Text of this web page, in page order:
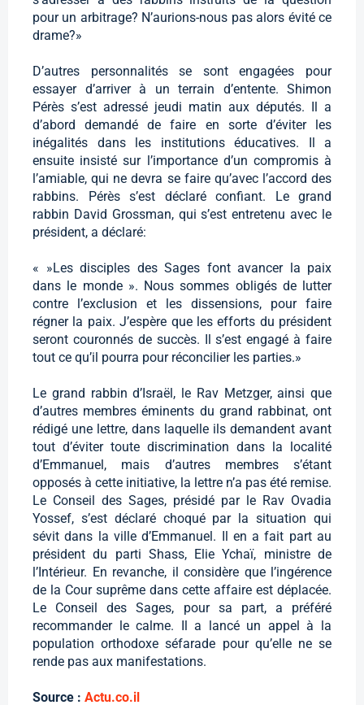
pour un arbitrage? N’aurions-nous pas alors évité ce
drame?»
D’autres personnalités se sont engagées pour
essayer d’arriver à un terrain d’entente. Shimon
Pérès s’est adressé jeudi matin aux députés. Il a
d’abord demandé de faire en sorte d’éviter les
inégalités dans les institutions éducatives. Il a
ensuite insisté sur l’importance d’un compromis à
l’amiable, qui ne devra se faire qu’avec l’accord des
rabbins. Pérès s’est déclaré confiant. Le grand
rabbin David Grossman, qui s’est entretenu avec le
président, a déclaré:
« »Les disciples des Sages font avancer la paix
dans le monde ». Nous sommes obligés de lutter
contre l’exclusion et les dissensions, pour faire
régner la paix. J’espère que les efforts du président
seront couronnés de succès. Il s’est engagé à faire
tout ce qu’il pourra pour réconcilier les parties.»
Le grand rabbin d’Israël, le Rav Metzger, ainsi que
d’autres membres éminents du grand rabbinat, ont
rédigé une lettre, dans laquelle ils demandent avant
tout d’éviter toute discrimination dans la localité
d’Emmanuel, mais d’autres membres s’étant
opposés à cette initiative, la lettre n’a pas été remise.
Le Conseil des Sages, présidé par le Rav Ovadia
Yossef, s’est déclaré choqué par la situation qui
sévit dans la ville d’Emmanuel. Il en a fait part au
président du parti Shass, Elie Ychaï, ministre de
l’Intérieur. En revanche, il considère que l’ingérence
de la Cour suprême dans cette affaire est déplacée.
Le Conseil des Sages, pour sa part, a préféré
recommander le calme. Il a lancé un appel à la
population orthodoxe séfarade pour qu’elle ne se
rende pas aux manifestations.
Source : Actu.co.il